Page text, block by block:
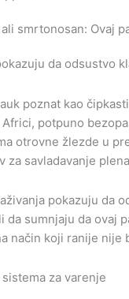
da odsustvo
poznat kao
potpuno
otrovne žlezde u
za savladavanje
pokazuju da
da sumnjaju da ovaj
način koji ranije nije
za varenje